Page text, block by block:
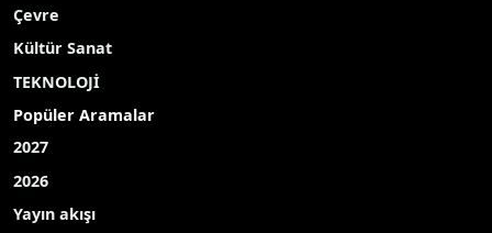
Çevre
Kültür Sanat
TEKNOLOJİ
Popüler Aramalar
2027
2026
Yayın akışı